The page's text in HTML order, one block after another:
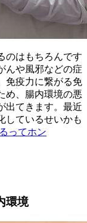
のはもちろんです
んや風邪などの症
免疫力に繋がる免
め、腸内環境の悪
出てきます。最近
しているせいかも
ってホン
環境